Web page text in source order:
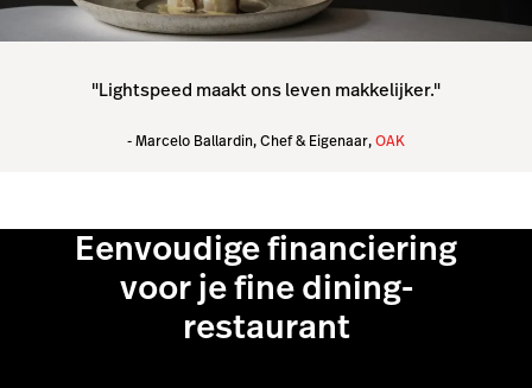
"Lightspeed maakt ons leven makkelijker."
- Marcelo Ballardin, Chef & Eigenaar,OAK
Eenvoudige financiering
voor je fine dining-
restaurant